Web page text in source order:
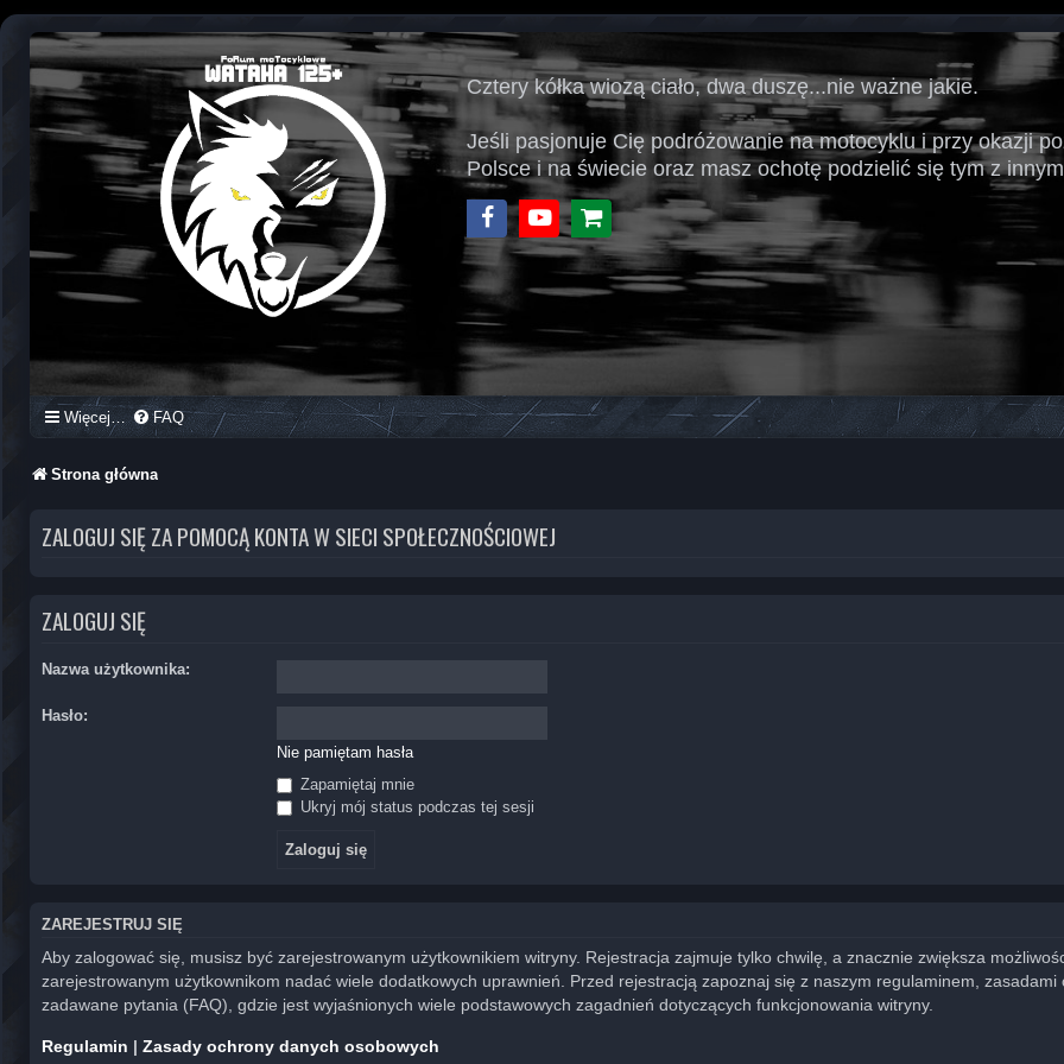
Cztery kółka wiozą ciało, dwa duszę...nie ważne jakie.
Jeśli pasjonuje Cię podróżowanie na motocyklu i przy okazji
Polsce i na świecie oraz masz ochotę podzielić się tym z
FacebookYoutubeSklep
Więcej… FAQ
Strona główna
ZALOGUJ SIĘ ZA POMOCĄ KONTA W SIECI SPOŁECZNOŚCIOWEJ
ZALOGUJ SIĘ
Nazwa użytkownika:
Hasło:
Nie pamiętam hasła
Zapamiętaj mnie
Ukryj mój status podczas tej sesji
ZAREJESTRUJ SIĘ
Aby zalogować się, musisz być zarejestrowanym użytkownikiem witryny. Rejestracja zajmuje tylko chwilę, a znacznie zwiększa
zarejestrowanym użytkownikom nadać wiele dodatkowych uprawnień. Przed rejestracją zapoznaj się z naszym regulaminem,
zadawane pytania (FAQ), gdzie jest wyjaśnionych wiele podstawowych zagadnień dotyczących funkcjonowania witryny.
Regulamin | Zasady ochrony danych osobowych